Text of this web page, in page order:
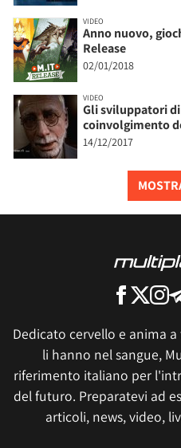
VIDEO
Anno nuovo,
Release
02/01/2018
VIDEO
Gli sviluppatori
coinvolgimento
14/12/2017
Dedicato cervello e anima
li hanno nel sangue,
riferimento italiano per
del futuro. Preparatevi ad
articoli, news, video,